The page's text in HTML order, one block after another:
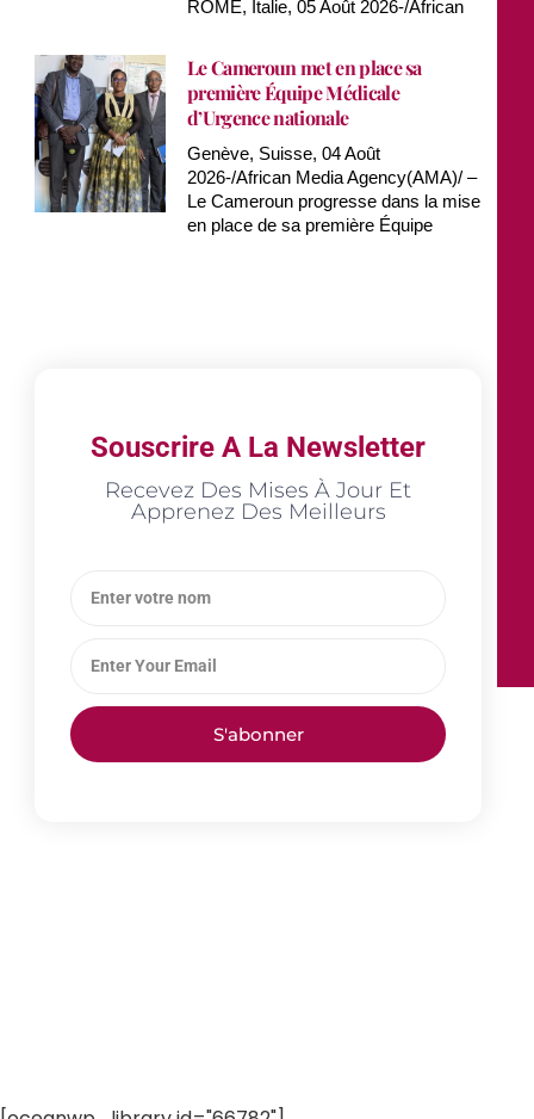
ROME, Italie, 05 Août 2026-/African
Le Cameroun met en place sa
première Équipe Médicale
d’Urgence nationale
Genève, Suisse, 04 Août
2026-/African Media Agency(AMA)/ –
Le Cameroun progresse dans la mise
en place de sa première Équipe
Souscrire A La Newsletter
Recevez Des Mises À Jour Et
Apprenez Des Meilleurs
S'abonner